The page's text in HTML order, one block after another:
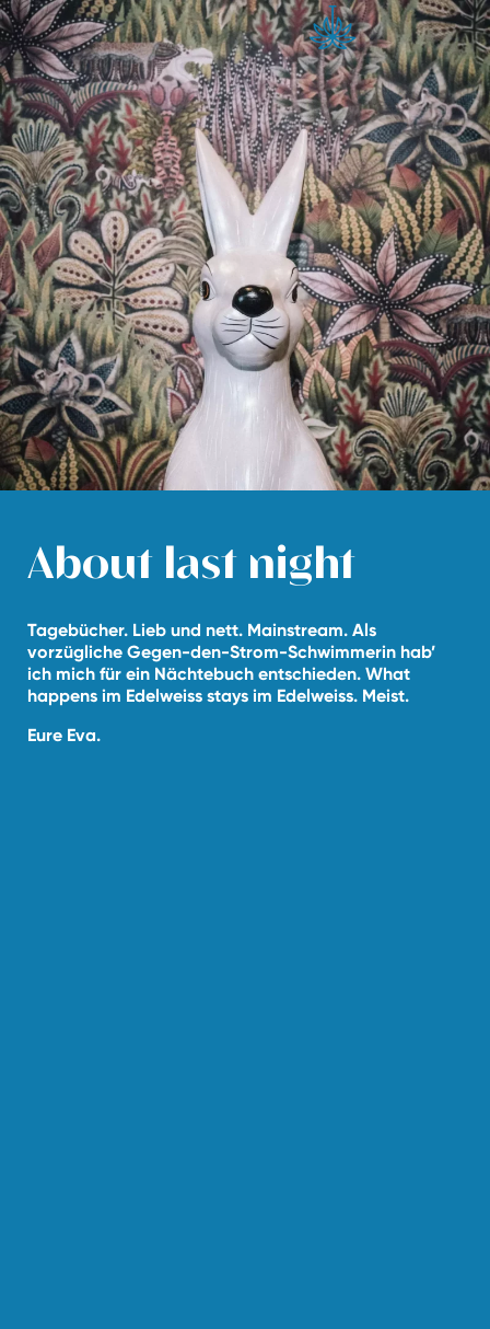
About last night
Tagebücher. Lieb und nett. Mainstream. Als
vorzügliche Gegen-den-Strom-Schwimmerin hab’
ich mich für ein Nächtebuch entschieden. What
happens im Edelweiss stays im Edelweiss. Meist.
Eure Eva.